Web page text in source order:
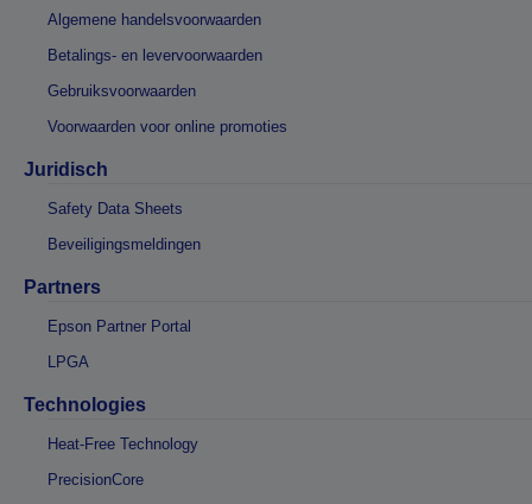
Algemene handelsvoorwaarden
Betalings- en levervoorwaarden
Gebruiksvoorwaarden
Voorwaarden voor online promoties
Juridisch
Safety Data Sheets
Beveiligingsmeldingen
Partners
Epson Partner Portal
LPGA
Technologies
Heat-Free Technology
PrecisionCore